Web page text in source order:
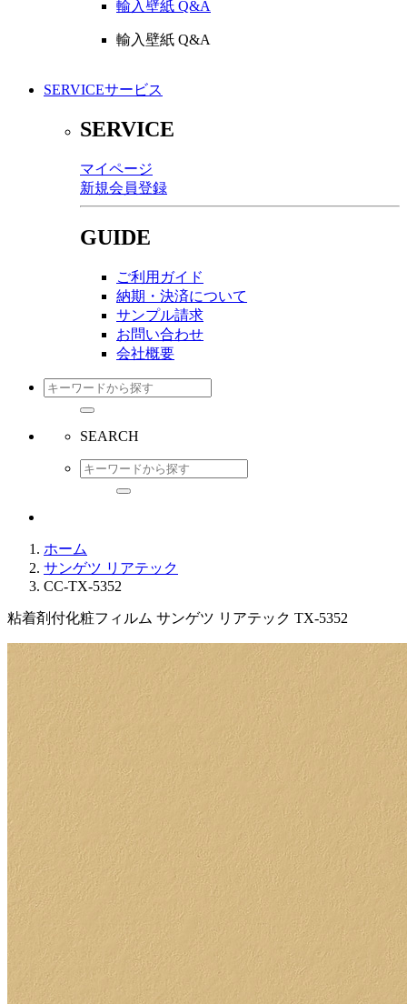
輸入壁紙 Q&A
輸入壁紙 Q&A
SERVICEサービス
SERVICE
マイページ
新規会員登録
GUIDE
ご利用ガイド
納期・決済について
サンプル請求
お問い合わせ
会社概要
SEARCH
ホーム
サンゲツ リアテック
CC-TX-5352
粘着剤付化粧フィルム サンゲツ リアテック TX-5352